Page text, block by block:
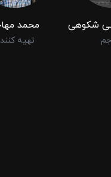
شکوهی محمد
تهیه